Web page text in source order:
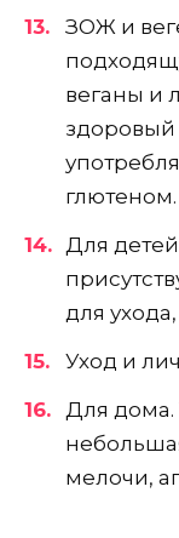
ЗОЖ и
веганы и
здоровый
глютеном.
Для
для
Уход и
Для дома.
мелочи,